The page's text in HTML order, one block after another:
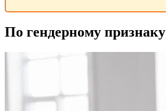
По гендерному признаку